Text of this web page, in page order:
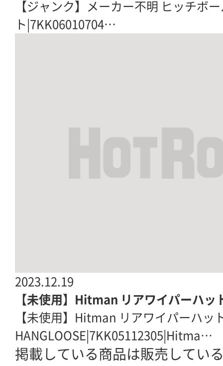
【ジャンク】メーカー不明 ヒッチボ
ト|7KK06010704…
2023.12.19
【未使用】Hitman リアワイパーハッ
【未使用】Hitman リアワイパーハッ
HANGLOOSE|7KK05112305|Hitma…
掲載している商品は販売してい